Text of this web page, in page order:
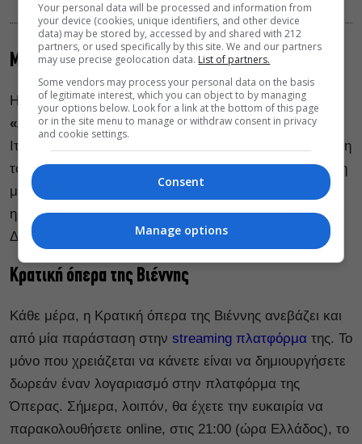
«Λουίζα Μίλλερ»
Metropolitan Opera Νέας Υόρκης
Η Metropolitan Opera Νέας Υόρκης προβάλει την
«Λουίζα Μίλλερ», την όπερα σε τρεις πράξεις του
Ιταλού συνθέτη Τζουζέπε Βέρντι, σε μουσική διεύθυνση
του Bertrand de Billy. Η παράσταση θα είναι διαθέσιμη
μέχρι τις 02:00 μετά τα μεσάνυχτα της επόμενης
ημέρας.
Δείτε την παράστασηεδώ.
Κρατική όπερα της Βιέννης
Κάθε μέρα, η Κρατική όπερα της Βιέννης ανεβάζει και
από μία παράσταση στην streaming πλατφόρμα της. Το
μόνο που χρειάζεται να κάνετε είναι να δημιουργήσετε
δωρεάν έναν λογαριασμό στην πλατφόρμα της
Όπερας. Σήμερα, λοιπόν, θα έχετε την ευκαιρία να
παρακολουθήσετε online, στις 21:00 (ώρα Ελλάδος), το
Your personal data will be processed and information from
your device (cookies, unique identifiers, and other device
data) may be stored by, accessed by and shared with 212
partners, or used specifically by this site. We and our partners
may use precise geolocation data. List of partners.
Some vendors may process your personal data on the basis
of legitimate interest, which you can object to by managing
your options below. Look for a link at the bottom of this page
or in the site menu to manage or withdraw consent in privacy
and cookie settings.
Consent
Manage options